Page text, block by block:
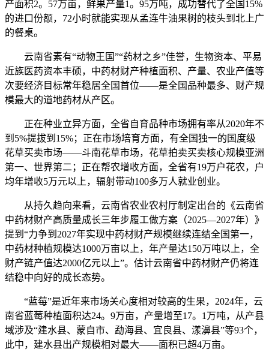
产面积2。57万亩，鲜果产量1。95万吨，成功替代了全国15%
的进口份额，72小时就能实现从孟连牛油果树的枝头到北上广
的餐桌。
云南省素有“动物王国”“药材之乡”佳誉，生物资本、平易
近族医药资本丰硕，中药材财产种植面积、产量、农业产值等
次要经济目标常年稳居全国首位——是全国品种最多、财产规
模最大的道地药材从产区。
正在种业立异方面，全省自育品种市场拥有率从2020年不
到5%提拔到15%；正在市场培育方面，有全国独一的国度级
花草买卖市场——斗南花草市场，花草拍卖买卖核心规模亚洲
第一、世界第二；正在帮农增收方面，全省有19万户花农，户
均年增收5万元以上，辐射带动100多万人就业创业。
从持久趋向来看，云南省农业农村厅制定出台的《云南省
中药材财产高质量成长三年步履工做方案（2025—2027年）》
提到“力争到2027年实现中药材财产规模继续连结全国第一，
中药材种植规模达1000万亩以上，年产量达150万吨以上，全
财产链产值达2000亿元以上”。估计云南省中药材财产仍将连
结稳中向好的成长态势。
“蓝莓”是近年来市场关心度相对较高的生果，2024年，云
南省蓝莓种植面积达24。9万亩，产量增至17。1万吨，从产县
域涉及“建水县、蒙自市、勐海县、宜良县、漾濞县”等93个，
此中，建水县出产规模相对最大——面积已超4万亩。